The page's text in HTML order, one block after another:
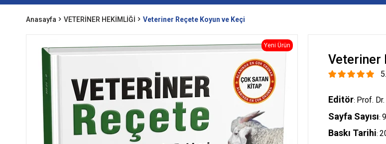
Anasayfa VETERİNER HEKİMLİĞİ Veteriner Reçete Koyun ve Keçi
Yeni Ürün
Veteriner
Editör: Prof.
Sayfa Sayısı:
Baskı Tarihi: